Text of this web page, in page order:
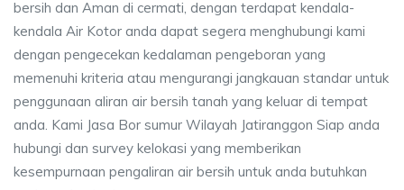
bersih dan Aman di cermati, dengan terdapat kendala-
kendala Air Kotor anda dapat segera menghubungi kami
dengan pengecekan kedalaman pengeboran yang
memenuhi kriteria atau mengurangi jangkauan standar untuk
penggunaan aliran air bersih tanah yang keluar di tempat
anda. Kami Jasa Bor sumur Wilayah Jatiranggon Siap anda
hubungi dan survey kelokasi yang memberikan
kesempurnaan pengaliran air bersih untuk anda butuhkan